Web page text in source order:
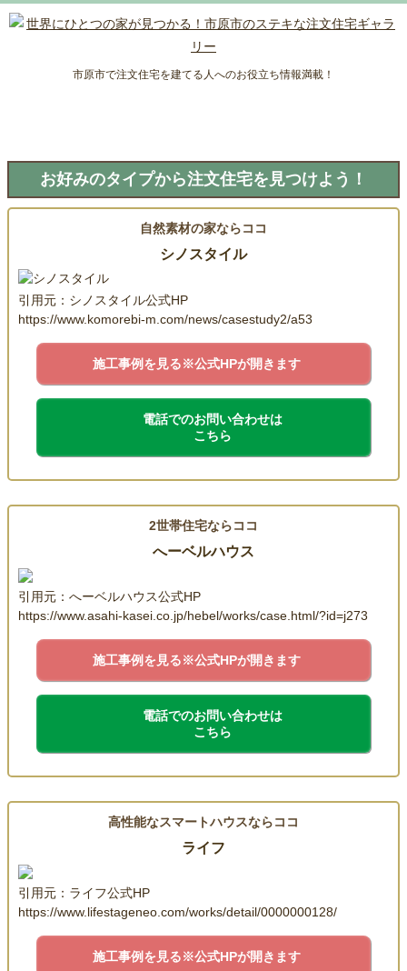
市原市で注文住宅を建てる人へのお役立ち情報満載！
お好みのタイプから注文住宅を見つけよう！
自然素材の家ならココ
シノスタイル
引用元：シノスタイル公式HP
https://www.komorebi-m.com/news/casestudy2/a53
施工事例を見る※公式HPが開きます
電話でのお問い合わせは
こちら
2世帯住宅ならココ
へーベルハウス
引用元：へーベルハウス公式HP
https://www.asahi-kasei.co.jp/hebel/works/case.html/?id=j273
施工事例を見る※公式HPが開きます
電話でのお問い合わせは
こちら
高性能なスマートハウスならココ
ライフ
引用元：ライフ公式HP
https://www.lifestageneo.com/works/detail/0000000128/
施工事例を見る※公式HPが開きます